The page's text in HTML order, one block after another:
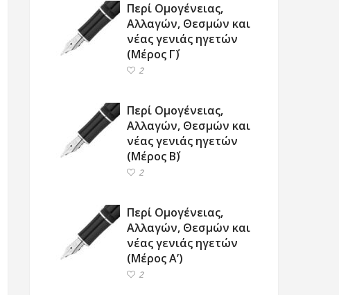
Περί Ομογένειας,
Αλλαγών, Θεσμών και
νέας γενιάς ηγετών
(Μέρος Γ΄)
2
Περί Ομογένειας,
Αλλαγών, Θεσμών και
νέας γενιάς ηγετών
(Μέρος Β΄)
2
Περί Ομογένειας,
Αλλαγών, Θεσμών και
νέας γενιάς ηγετών
(Μέρος Α’)
2